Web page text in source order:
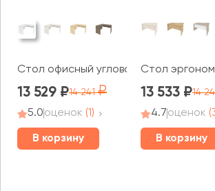
Стол офисный угловой левый
13 529 14 241
5.0оценок (1)
В корзину
Стол
13 533 14
4.7оценок
В корзину